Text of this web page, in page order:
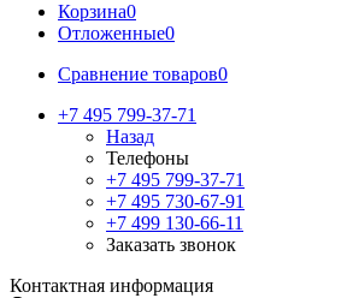
Корзина0
Отложенные0
Сравнение товаров0
+7 495 799-37-71
Назад
Телефоны
+7 495 799-37-71
+7 495 730-67-91
+7 499 130-66-11
Заказать звонок
Контактная информация